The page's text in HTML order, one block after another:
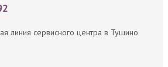
линия сервисного центра в Тушино